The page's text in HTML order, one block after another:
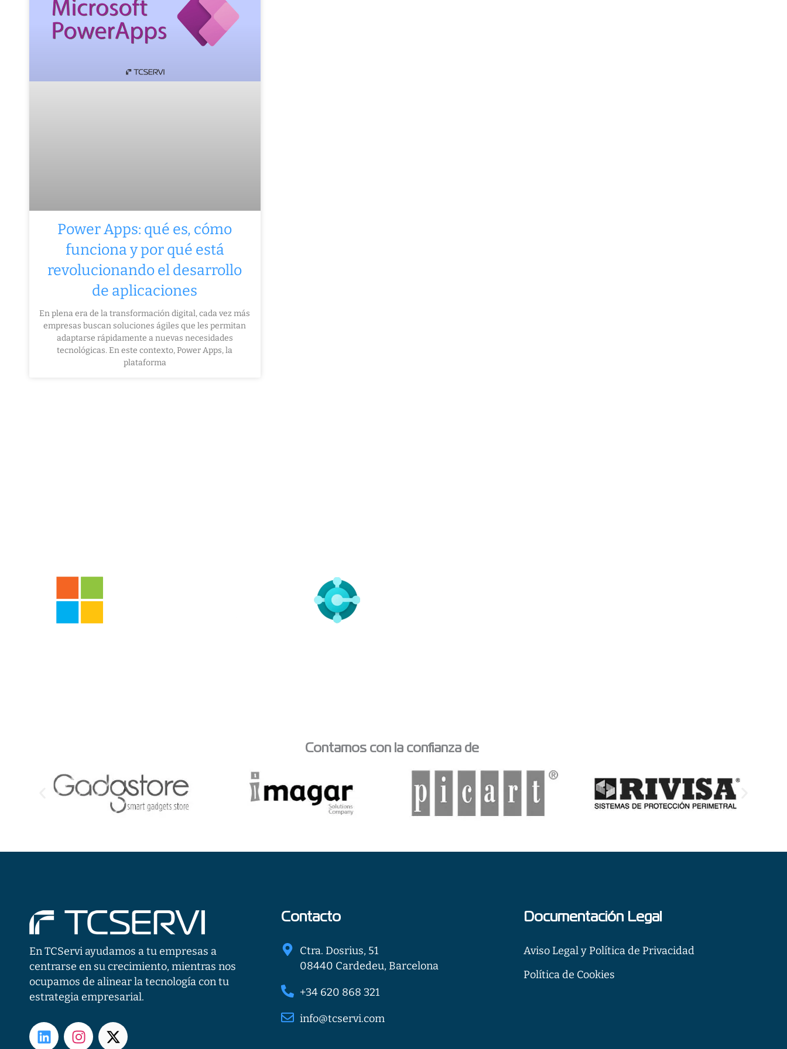
Power Apps: qué es, cómo
funciona y por qué está
revolucionando el desarrollo
de aplicaciones
En plena era de la transformación digital, cada vez más
empresas buscan soluciones ágiles que les permitan
adaptarse rápidamente a nuevas necesidades
tecnológicas. En este contexto, Power Apps, la
plataforma
Contamos con la confianza de
En TCServi ayudamos a tu empresas a
centrarse en su crecimiento, mientras nos
ocupamos de alinear la tecnología con tu
estrategia empresarial.
L
i
I
n
X
-
Contacto
Ctra. Dosrius, 51
08440 Cardedeu, Barcelona
+34 620 868 321
info@tcservi.com
Documentación Legal
Aviso Legal y Política de Privacidad
Política de Cookies